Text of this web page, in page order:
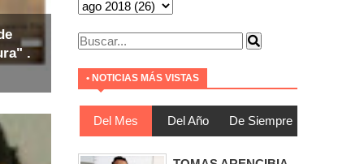
.
• NOTICIAS MÁS VISTAS
Del Mes Del Año De Siempre